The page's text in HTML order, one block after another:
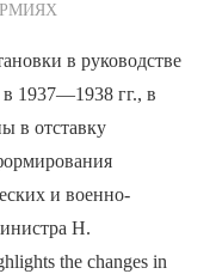
в руководстве
1937—1938 гг., в
в отставку
и военно-
Н.
the changes in